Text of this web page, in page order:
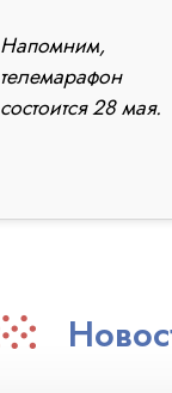
Напомним,
телемарафон
состоится 28 мая.